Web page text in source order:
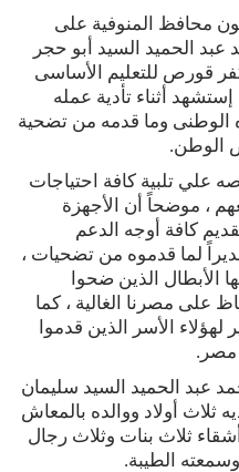
محافظ المنوفية على
الحميد السيد أبو حجر
قورص للتعليم الأساسى
أثناء تأدية عمله
الوطنى وما قدمه من تضحية
الوطن.
علي تلبية كافة احتياجات
، موضحاً أن الأجهزة
كافة أوجه الدعم
لما قدموه من تضحيات ،
الأبطال الذين ضحوا
على مصرنا الغالية ، كما
الأسر الذين قدموا
مصر.
عبد الحميد السيد سليمان
متزوج ولديه ثلاث أولاد ووالده بالمعاش
ثلاث بنات وثلاث رجال
الطيبة.